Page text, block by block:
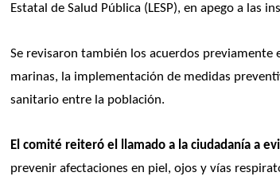
Estatal de Salud Pública (LESP), en apego a las
Se revisaron también los acuerdos
marinas, la implementación de medidas
sanitario entre la población.
El comité reiteró el llamado a la ciudadanía a
prevenir afectaciones en piel, ojos y vías